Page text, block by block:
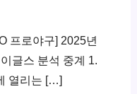
프로야구] 2025년
글스 분석 중계 1.
열리는 […]